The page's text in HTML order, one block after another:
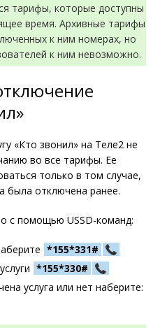
тарифы, которые доступны
время. Архивные тарифы
к ним номерах, но
к ним невозможно.
«Кто звонил» на Теле2 не
во все тарифы. Ее
только в том случае,
была отключена ранее.
с помощью USSD-команд:
*155*331#
*155*330#
услуга или нет наберите: